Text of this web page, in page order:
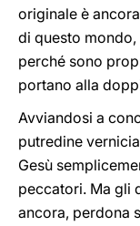
originale è
di questo
perché sono
portano alla
Avviandosi a
putredine
Gesù
peccatori. Ma gli
ancora, perdona